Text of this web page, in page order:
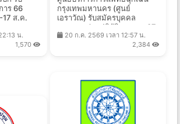
าร 66
17 ส.ค.
น.
1,570
กรุงเทพมหานคร (ศูนย์
เอราวัณ) รับสมัครบุคคล
ภายนอกช่วยปฏิบัติราชการ 37
อัตรา ตั้งแต่วันที่ 20 ก.ค. - 21
20 ก.ค. 2569 เวลา 12:57 น.
2,384